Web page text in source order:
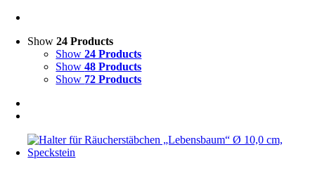
Show24 Products
Show24 Products
Show48 Products
Show 72 Products